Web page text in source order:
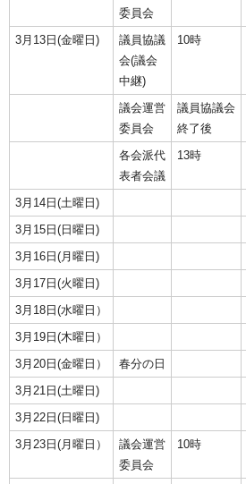
委員会
3月13日(金曜日)
議員協議
会(議会
中継)
10時
議会運営
委員会
議員協議会
終了後
各会派代
表者会議
13時
3月14日(土曜日)
3月15日(日曜日)
3月16日(月曜日)
3月17日(火曜日)
3月18日(水曜日）
3月19日(木曜日）
3月20日(金曜日）
春分の日
3月21日(土曜日)
3月22日(日曜日)
3月23日(月曜日）
議会運営
委員会
10時